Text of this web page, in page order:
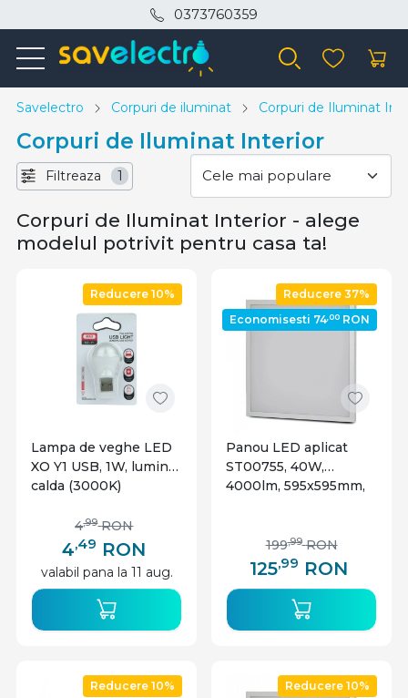
0373760359
Savelectro Corpuri de iluminat Corpuri de Iluminat
Corpuri de Iluminat Interior
Filtreaza 1
Corpuri de Iluminat Interior - alege
modelul potrivit pentru casa ta!
Reducere 10%
Lampa de veghe LED
XO Y1 USB, 1W, lumina
calda (3000K)
4,49 RON
4,99 RON
valabil pana la 11 aug.
Reducere 37%
Economisesti 74,00 RON
Panou LED aplicat
ST00755, 40W,
4000lm, 595x595mm,
125,99 RON
199,99 RON
Reducere 10%
Reducere 10%